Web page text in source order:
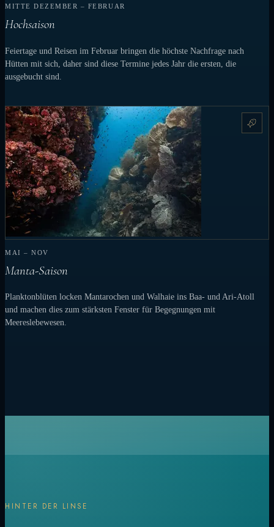
MITTE DEZEMBER – FEBRUAR
Hochsaison
Feiertage und Reisen im Februar bringen die höchste Nachfrage nach
Hütten mit sich, daher sind diese Termine jedes Jahr die ersten, die
ausgebucht sind.
MAI – NOV
Manta-Saison
Planktonblüten locken Mantarochen und Walhaie ins Baa- und Ari-Atoll
und machen dies zum stärksten Fenster für Begegnungen mit
Meereslebewesen.
HINTER DER LINSE